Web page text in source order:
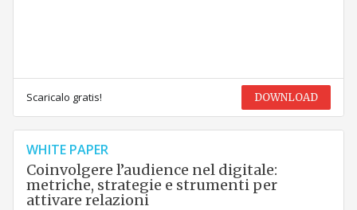
Scaricalo gratis! DOWNLOAD
WHITE PAPER
Coinvolgere l’audience nel digitale:
metriche, strategie e strumenti per
attivare relazioni